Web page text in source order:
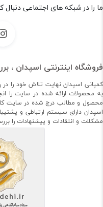
ما را در شبکه های اجتماعی دنبال
فروشگاه اینترنتی اسپدان ،
کمپانی اسپدان نهایت تلاش خود را در
به محصولات ارائه شده در سایت را
محصول و مطالب درج شده در سایت
اسپدان دارای سیستم ارتباطی و
مشکلات و انتقادات و پیشنهادات را